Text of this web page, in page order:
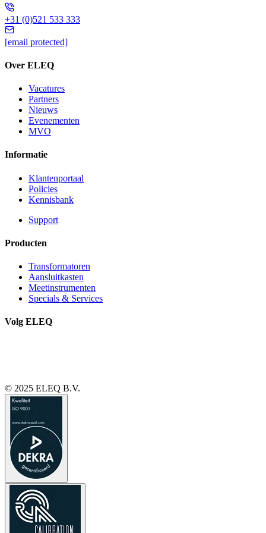
+31 (0)521 533 333
[email protected]
Over ELEQ
Vacatures
Partners
Nieuws
Evenementen
MVO
Informatie
Klantenportaal
Policies
Kennisbank
Support
Producten
Transformatoren
Aansluitkasten
Meetinstrumenten
Specials & Services
Volg ELEQ
© 2025 ELEQ B.V.